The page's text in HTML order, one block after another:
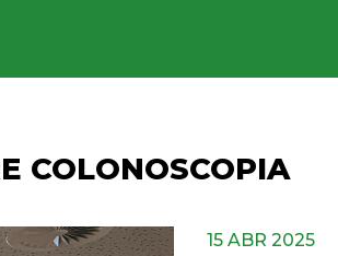
COLONOSCOPIA
15 ABR 2025